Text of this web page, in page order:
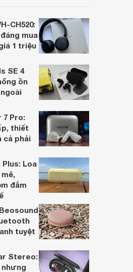
sở thích cá nhân. Cả
chất lượng cao,
tượng khách hàng
CH520:
mua
1 triệu
SE 4
ồn
7 Pro:
thiết
cả phải
Loa
đắm
tuyệt
Stereo: